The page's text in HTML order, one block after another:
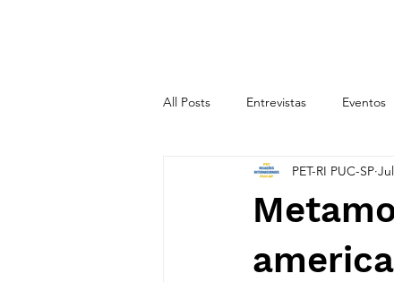
All Posts Entrevistas Eventos
CICLO TEMÁTICO 2020.2
PET-RI PUC-SP